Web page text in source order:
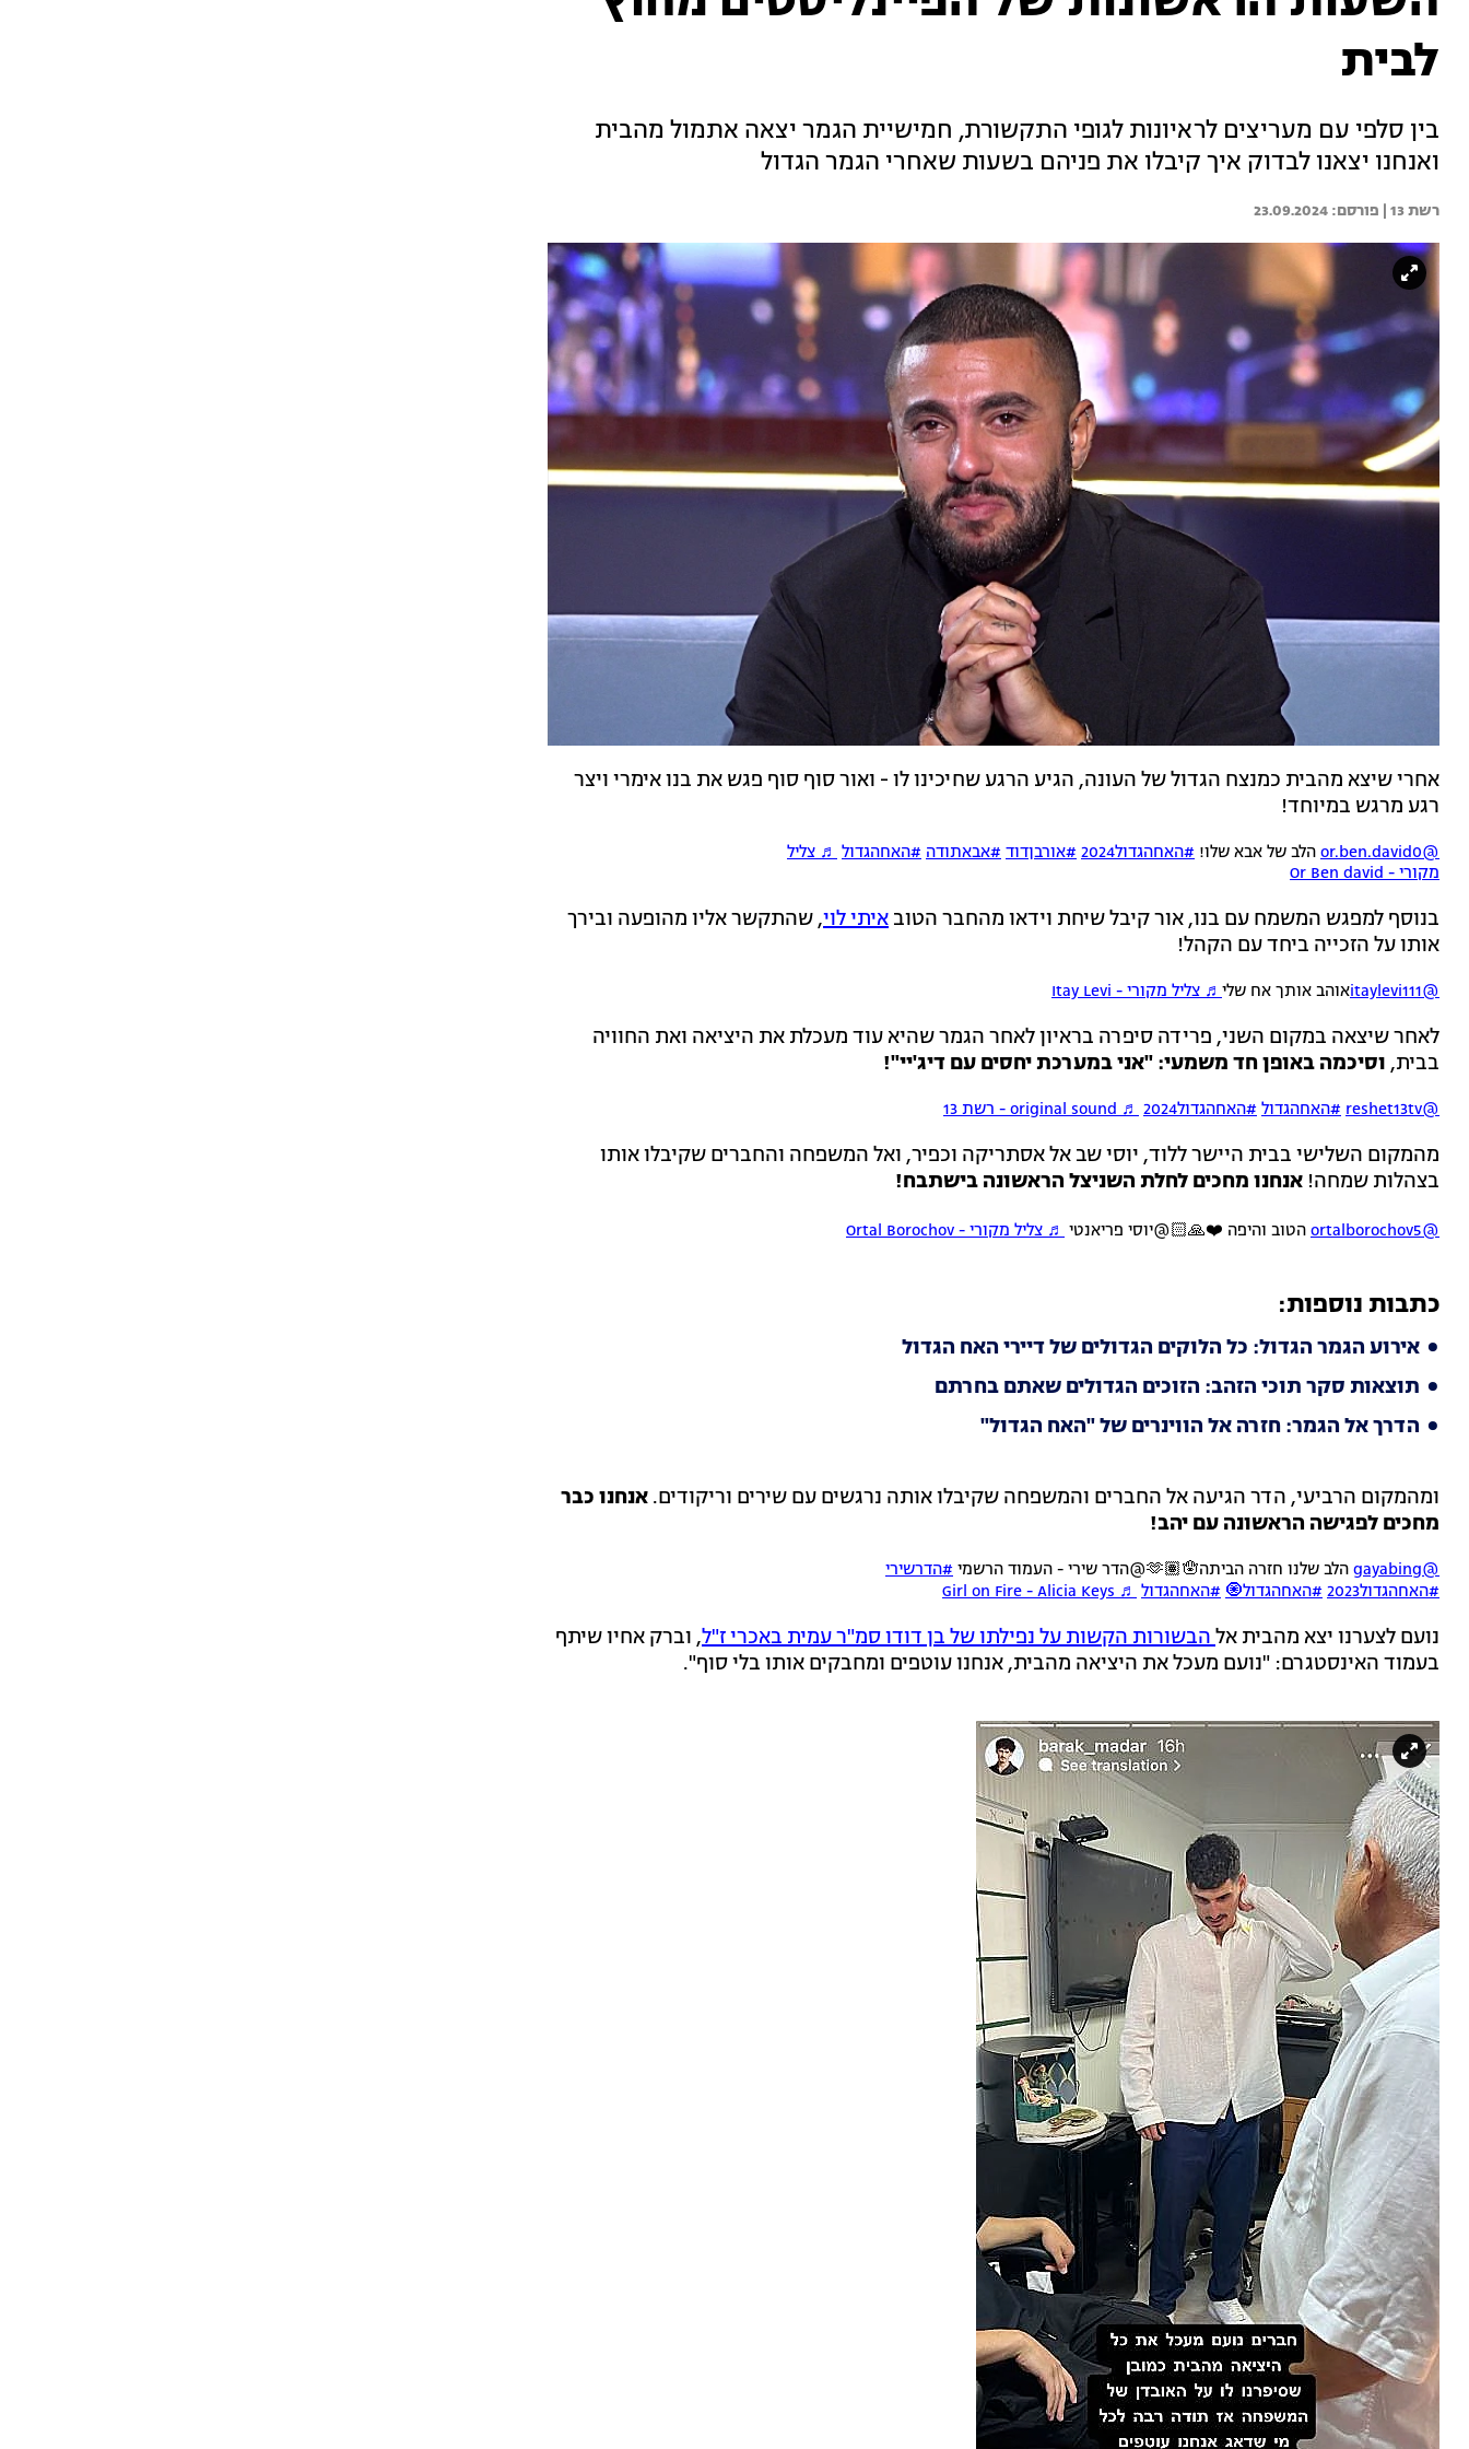
לבית
בין סלפי עם מעריצים לראיונות לגופי התקשורת, חמישיית הגמר יצאה אתמול מהבית
ואנחנו יצאנו לבדוק איך קיבלו את פניהם בשעות שאחרי הגמר הגדול
רשת 13 | 23.09.2024
אחרי שיצא מהבית כמנצח הגדול של העונה, הגיע הרגע שחיכינו לו - ואור סוף סוף פגש את בנו אימרי ויצר
רגע מרגש במיוחד!
@or.ben.david0 הלב של אבא שלו! #האחהגדול2024 #אורבןדוד #אבאתודה #האחהגדול ♬ צליל
מקורי - Or Ben david
בנוסף למפגש המשמח עם בנו, אור קיבל שיחת וידאו מהחבר הטוב איתי לוי, שהתקשר אליו מהופעה ובירך
אותו על הזכייה ביחד עם הקהל!
@itaylevi111 אוהב אותך אח שלי♬ צליל מקורי - Itay Levi
לאחר שיצאה במקום השני, פרידה סיפרה בראיון לאחר הגמר שהיא עוד מעכלת את היציאה ואת החוויה
בבית, וסיכמה באופן חד משמעי: "אני במערכת יחסים עם דיג'יי"!
@reshet13tv #האחהגדול #האחהגדול2024 ♬ original sound - רשת 13
מהמקום השלישי בבית היישר ללוד, יוסי שב אל אסתריקה וכפיר, ואל המשפחה והחברים שקיבלו אותו
בצהלות שמחה! אנחנו מחכים לחלת השניצל הראשונה בישתבח!
@ortalborochov5 הטוב והיפה ❤️🙏🏻@יוסי פריאנטי ♬ צליל מקורי - Ortal Borochov
כתבות נוספות:
אירוע הגמר הגדול: כל הלוקים הגדולים של דיירי האח הגדול
תוצאות סקר תוכי הזהב: הזוכים הגדולים שאתם בחרתם
הדרך אל הגמר: חזרה אל הווינרים של "האח הגדול"
ומהמקום הרביעי, הדר הגיעה אל החברים והמשפחה שקיבלו אותה נרגשים עם שירים וריקודים. אנחנו כבר
מחכים לפגישה הראשונה עם יהב!
@gayabing הלב שלנו חזרה הביתה🫶🏽🪬@הדר שירי - העמוד הרשמי
#הדרשירי
#האחהגדול2023
#האחהגדול🧿 #האחהגדול ♬ Girl on Fire - Alicia Keys
נועם לצערנו יצא מהבית אלהבשורות הקשות על נפילתו של בן דודו סמ"ר עמית באכרי ז"ל, וברק אחיו שיתף
בעמוד האינסטגרם: "נועם מעכל את היציאה מהבית, אנחנו עוטפים ומחבקים אותו בלי סוף".